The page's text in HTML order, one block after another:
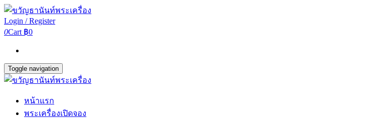
Login / Register
0Cart ฿0
Toggle navigation
หน้าแรก
พระเครื่องเปิดจอง